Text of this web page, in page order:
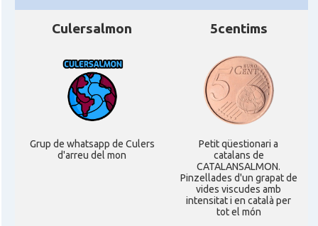
Culersalmon
Grup de whatsapp de Culers
d'arreu del mon
5centims
Petit qüestionari a
catalans de
CATALANSALMON.
Pinzellades d'un grapat de
vides viscudes amb
intensitat i en català per
tot el món